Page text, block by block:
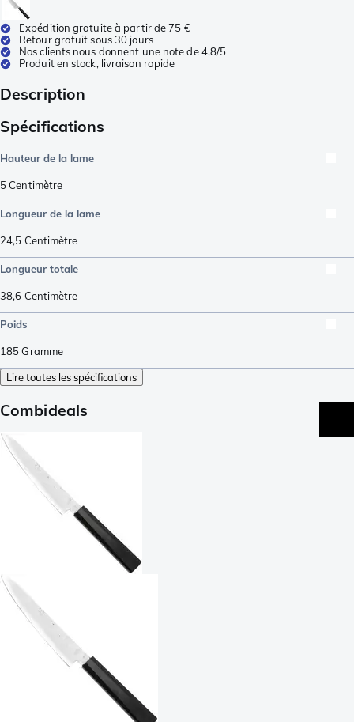
Expédition gratuite à partir de 75 €
Retour gratuit sous 30 jours
Nos clients nous donnent une note de 4,8/5
Produit en stock, livraison rapide
Description
Spécifications
Hauteur de la lame
5Centimètre
Longueur de la lame
24,5 Centimètre
Longueur totale
38,6 Centimètre
Poids
185Gramme
Lire toutes les spécifications
Combideals